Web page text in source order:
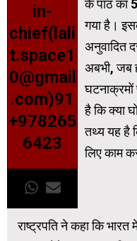
in-
chief(lali
t.space1
0@gmail
.com)91
+978265
6423
के पाठ का
गया है।
अनुवादित
अबभी, जब
घटनाक्रमों
है कि क्या
तथ्य यह है
लिए काम
राष्ट्रपति ने कहा कि